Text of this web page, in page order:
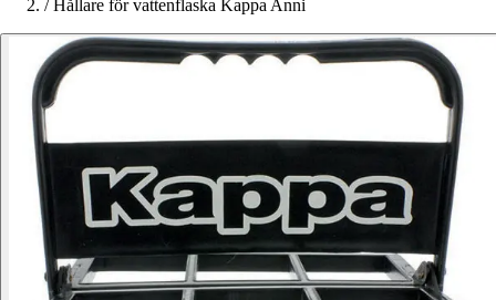
/ Hållare för vattenflaska Kappa Anni